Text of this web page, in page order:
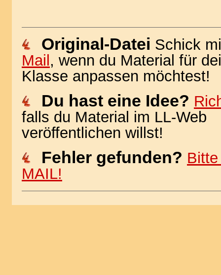
Original-Datei Schick
Mail , wenn du Material für
Klasse anpassen möchtest!
Du hast eine Idee?
falls du Material im LL-Web
veröffentlichen willst!
Fehler gefunden?
MAIL!